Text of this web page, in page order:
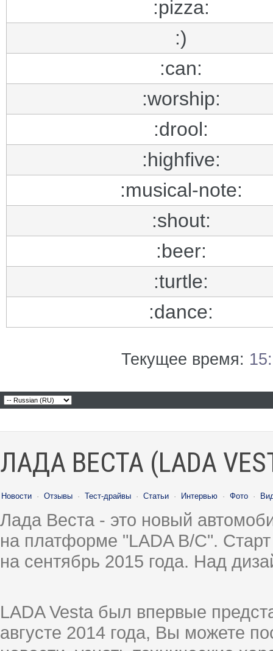
:pizza:
:)
:can:
:worship:
:drool:
:highfive:
:musical-note:
:shout:
:beer:
:turtle:
:dance:
Текущее время:
ЛАДА ВЕСТА (LADA
Новости · Отзывы · Тест-драйвы · Статьи · Интервью · Фото ·
Лада Веста - это новый
на платформе "LADA B/C".
на сентябрь 2015 года. Над
LADA Vesta был впервые
августе 2014 года, Вы можете